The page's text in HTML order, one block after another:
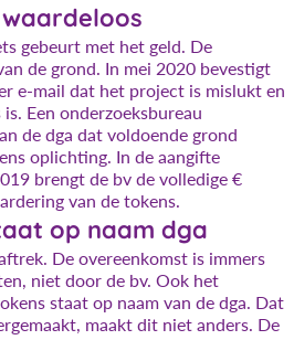
gebeurt met het geld. De
de grond. In mei 2020 bevestigt
e-mail dat het project is mislukt en
Een onderzoeksbureau
de dga dat voldoende grond
oplichting. In de aangifte
brengt de bv de volledige €
van de tokens.
op naam dga
De overeenkomst is immers
niet door de bv. Ook het
staat op naam van de dga. Dat
maakt dit niet anders. De